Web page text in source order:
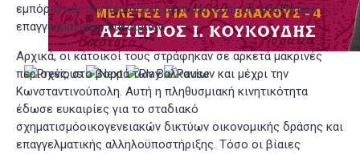
εμπόριο και την περιοδική μετανάστευση σε αναζήτηση
επαγγελματικών ευκαιριών.
Αρχικά, οι κάτοικοί τους στράφηκαν σε αρκετά μακρινές
περιοχές, στο βορρά των Βαλκανίων και μέχρι την
Κωνσταντινούπολη. Αυτή η πληθυσμιακή κινητικότητα
έδωσε ευκαιρίες για το σταδιακό
σχηματισμόοικογενειακών δικτύων οικονομικής δράσης και
επαγγελματικής αλληλοϋποστήριξης. Τόσο οι βίαιες